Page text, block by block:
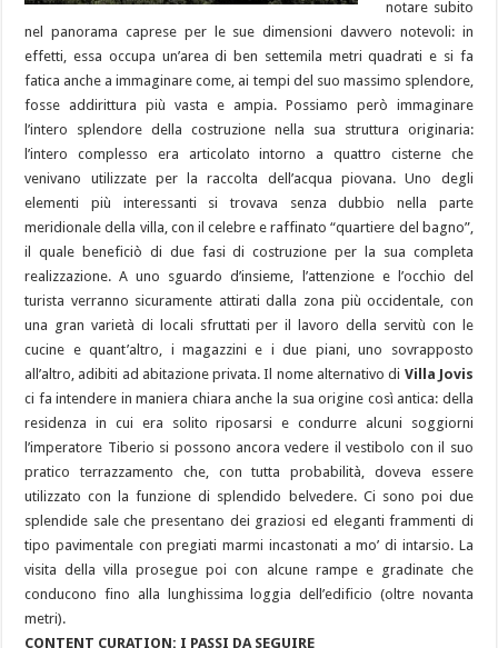
notare subito
nel panorama caprese per le sue dimensioni davvero notevoli: in
effetti, essa occupa un’area di ben settemila metri quadrati e si fa
fatica anche a immaginare come, ai tempi del suo massimo splendore,
fosse addirittura più vasta e ampia. Possiamo però immaginare
l’intero splendore della costruzione nella sua struttura originaria:
l’intero complesso era articolato intorno a quattro cisterne che
venivano utilizzate per la raccolta dell’acqua piovana. Uno degli
elementi più interessanti si trovava senza dubbio nella parte
meridionale della villa, con il celebre e raffinato “quartiere del bagno”,
il quale beneficiò di due fasi di costruzione per la sua completa
realizzazione. A uno sguardo d’insieme, l’attenzione e l’occhio del
turista verranno sicuramente attirati dalla zona più occidentale, con
una gran varietà di locali sfruttati per il lavoro della servitù con le
cucine e quant’altro, i magazzini e i due piani, uno sovrapposto
all’altro, adibiti ad abitazione privata. Il nome alternativo di Villa Jovis
ci fa intendere in maniera chiara anche la sua origine così antica: della
residenza in cui era solito riposarsi e condurre alcuni soggiorni
l’imperatore Tiberio si possono ancora vedere il vestibolo con il suo
pratico terrazzamento che, con tutta probabilità, doveva essere
utilizzato con la funzione di splendido belvedere. Ci sono poi due
splendide sale che presentano dei graziosi ed eleganti frammenti di
tipo pavimentale con pregiati marmi incastonati a mo’ di intarsio. La
visita della villa prosegue poi con alcune rampe e gradinate che
conducono fino alla lunghissima loggia dell’edificio (oltre novanta
metri).
CONTENT CURATION: I PASSI DA SEGUIRE